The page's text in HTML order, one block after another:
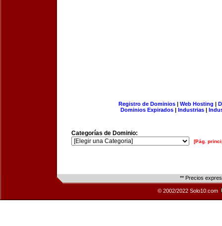
Registro de Dominios| Web Hosting |
Dominios Expirados | Industrias |
Categorías de Dominio:
[Pág.
** Precios
© 2002/2022 Solo10.com